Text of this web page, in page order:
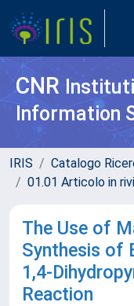
CNR
Information
IRIS Catalogo
01.01 Articolo in
The Use of
Synthesis of
1,4-
Reaction